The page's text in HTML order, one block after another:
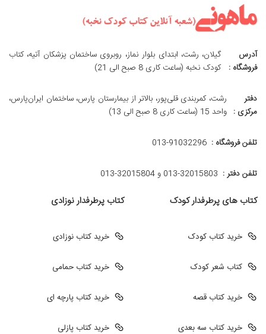
آدرس
فروشگاه :
گیلان، رشت، ابتدای بلوار نماز، روبروی ساختمان پزشکان آتیه، کتاب
کودک نخبه (ساعت کاری 8 صبح الی 21)
دفتر
مرکزی :
رشت، کمربندی قلی‌پور، بالاتر از بیمارستان پارس، ساختمان ایران‌پارس،
واحد 15 (ساعت کاری 8 صبح الی 13)
تلفن فروشگاه : 013-91032296
تلفن دفتر : 013-32015803 و 32015804-013
کتاب های پرطرفدار کودک
خرید کتاب کودک
کتاب شعر کودک
خرید کتاب قصه
خرید کتاب سه بعدی
کتاب پرطرفدار نوزادی
خرید کتاب نوزادی
خرید کتاب حمامی
خرید کتاب پارچه ای
خرید کتاب پازلی